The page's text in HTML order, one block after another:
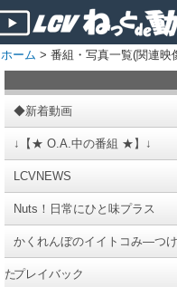
ホーム > 番組・写真一覧(関連映
◆新着動画
↓【★ O.A.中の番組 ★】↓
LCVNEWS
Nuts！日常にひと味プラス
かくれんぼのイイトコみ―つけ
たプレイバック